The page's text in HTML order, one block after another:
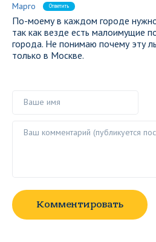
Марго Ответить
По-моему в каждом городе
так как везде есть малоимущие
города. Не понимаю почему эту
только в Москве.
Комментировать